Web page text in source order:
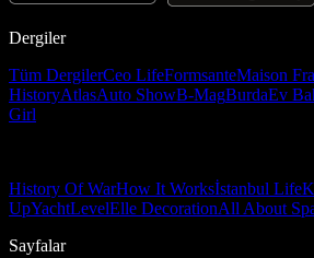
Dergiler
Tüm DergilerCeo LifeFormsanteMaison
HistoryAtlasAuto ShowB-MagBurdaEv
Girl
History Of WarHow It Worksİstanbul Life
UpYachtLevelElle DecorationAll About
Sayfalar